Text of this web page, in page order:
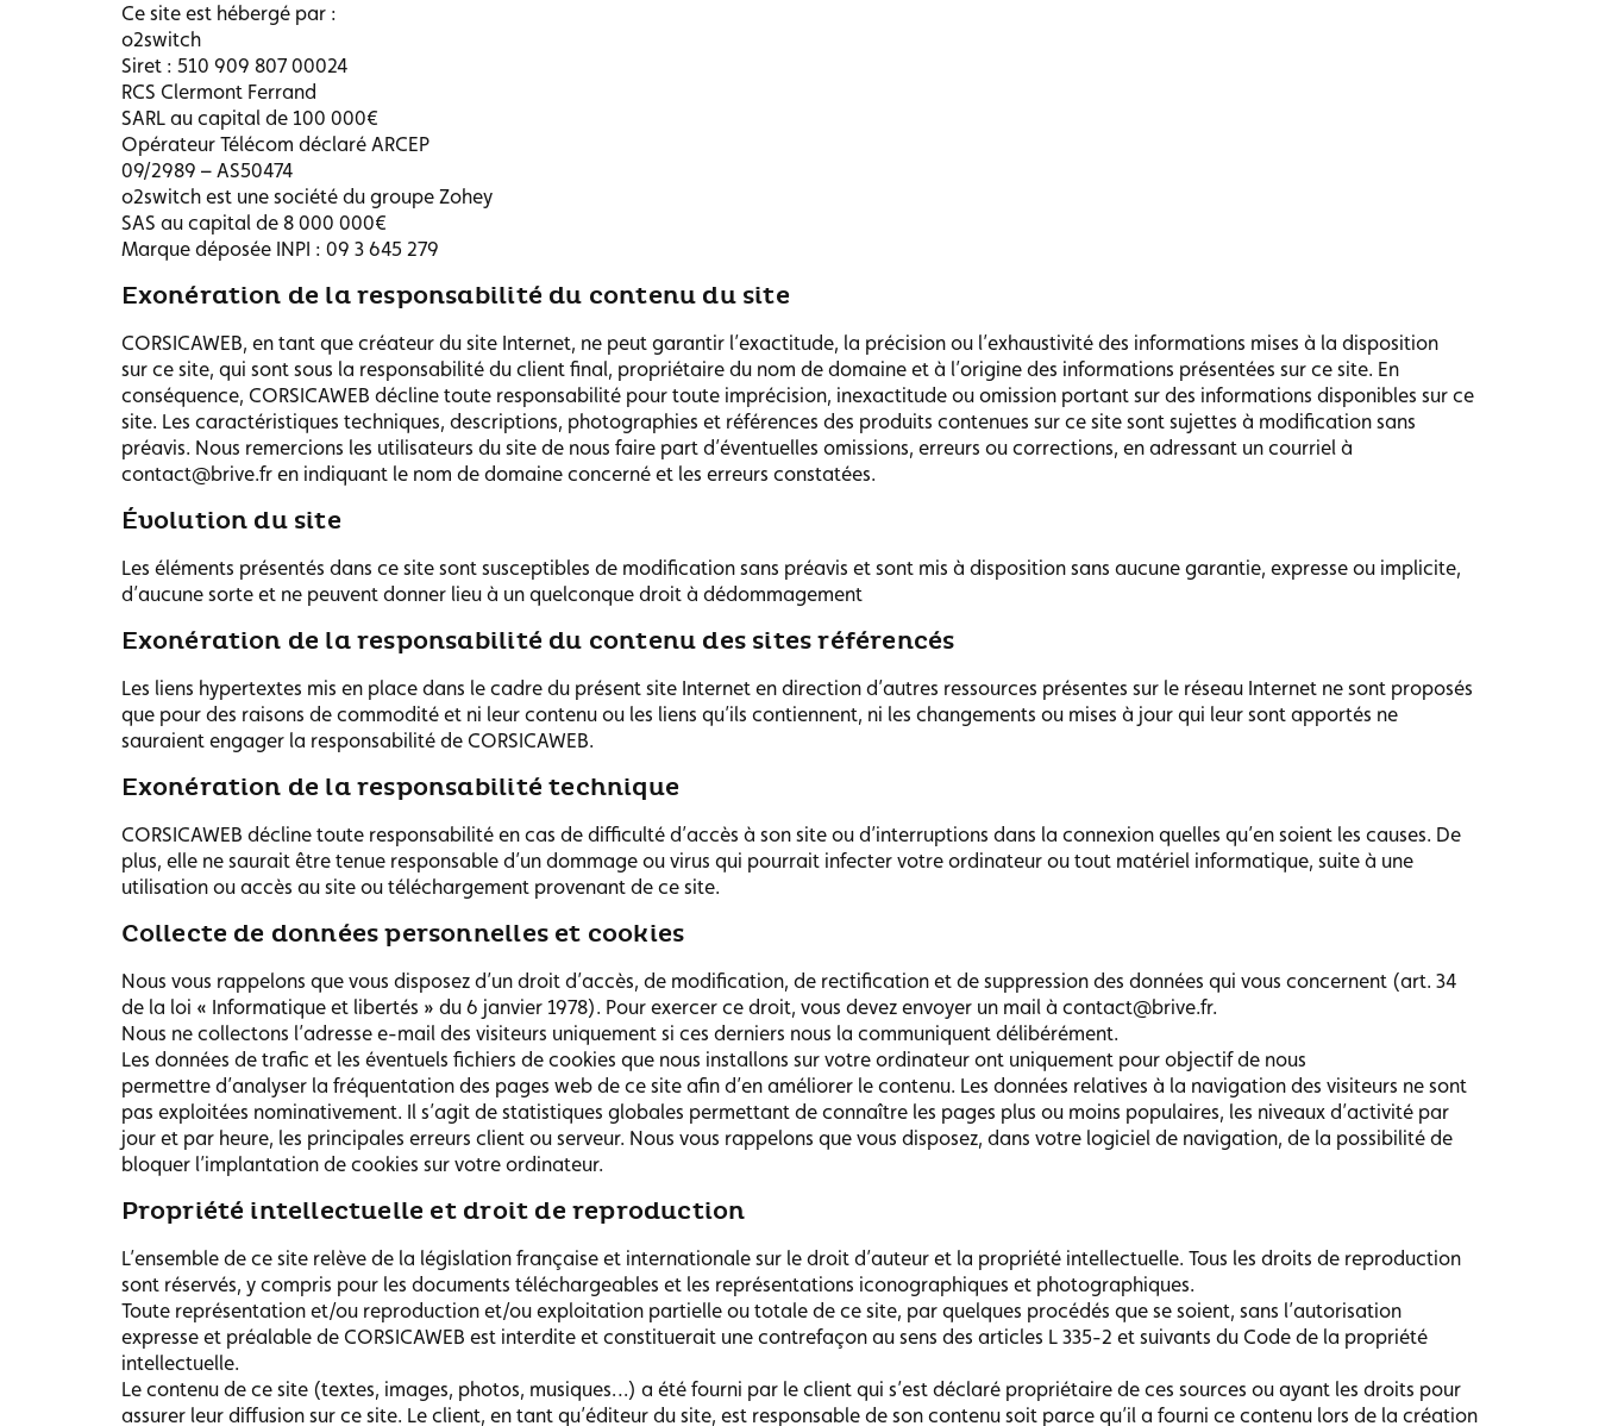
Ce site est hébergé par :
o2switch
Siret : 510 909 807 00024
RCS Clermont Ferrand
SARL au capital de 100 000€
Opérateur Télécom déclaré ARCEP
09/2989 – AS50474
o2switch est une société du groupe Zohey
SAS au capital de 8 000 000€
Marque déposée INPI : 09 3 645 279
Exonération de la responsabilité du contenu du site
CORSICAWEB, en tant que créateur du site Internet, ne peut garantir l’exactitude, la précision ou l’exhaustivité des informations mises à la disposition
sur ce site, qui sont sous la responsabilité du client final, propriétaire du nom de domaine et à l’origine des informations présentées sur ce site. En
conséquence, CORSICAWEB décline toute responsabilité pour toute imprécision, inexactitude ou omission portant sur des informations disponibles sur ce
site. Les caractéristiques techniques, descriptions, photographies et références des produits contenues sur ce site sont sujettes à modification sans
préavis. Nous remercions les utilisateurs du site de nous faire part d’éventuelles omissions, erreurs ou corrections, en adressant un courriel à
contact@brive.fr en indiquant le nom de domaine concerné et les erreurs constatées.
Évolution du site
Les éléments présentés dans ce site sont susceptibles de modification sans préavis et sont mis à disposition sans aucune garantie, expresse ou implicite,
d’aucune sorte et ne peuvent donner lieu à un quelconque droit à dédommagement
Exonération de la responsabilité du contenu des sites référencés
Les liens hypertextes mis en place dans le cadre du présent site Internet en direction d’autres ressources présentes sur le réseau Internet ne sont proposés
que pour des raisons de commodité et ni leur contenu ou les liens qu’ils contiennent, ni les changements ou mises à jour qui leur sont apportés ne
sauraient engager la responsabilité de CORSICAWEB.
Exonération de la responsabilité technique
CORSICAWEB décline toute responsabilité en cas de difficulté d’accès à son site ou d’interruptions dans la connexion quelles qu’en soient les causes. De
plus, elle ne saurait être tenue responsable d’un dommage ou virus qui pourrait infecter votre ordinateur ou tout matériel informatique, suite à une
utilisation ou accès au site ou téléchargement provenant de ce site.
Collecte de données personnelles et cookies
Nous vous rappelons que vous disposez d’un droit d’accès, de modification, de rectification et de suppression des données qui vous concernent (art. 34
de la loi « Informatique et libertés » du 6 janvier 1978). Pour exercer ce droit, vous devez envoyer un mail à contact@brive.fr.
Nous ne collectons l’adresse e-mail des visiteurs uniquement si ces derniers nous la communiquent délibérément.
Les données de trafic et les éventuels fichiers de cookies que nous installons sur votre ordinateur ont uniquement pour objectif de nous
permettre d’analyser la fréquentation des pages web de ce site afin d’en améliorer le contenu. Les données relatives à la navigation des visiteurs ne sont
pas exploitées nominativement. Il s’agit de statistiques globales permettant de connaître les pages plus ou moins populaires, les niveaux d’activité par
jour et par heure, les principales erreurs client ou serveur. Nous vous rappelons que vous disposez, dans votre logiciel de navigation, de la possibilité de
bloquer l’implantation de cookies sur votre ordinateur.
Propriété intellectuelle et droit de reproduction
L’ensemble de ce site relève de la législation française et internationale sur le droit d’auteur et la propriété intellectuelle. Tous les droits de reproduction
sont réservés, y compris pour les documents téléchargeables et les représentations iconographiques et photographiques.
Toute représentation et/ou reproduction et/ou exploitation partielle ou totale de ce site, par quelques procédés que se soient, sans l’autorisation
expresse et préalable de CORSICAWEB est interdite et constituerait une contrefaçon au sens des articles L 335-2 et suivants du Code de la propriété
intellectuelle.
Le contenu de ce site (textes, images, photos, musiques…) a été fourni par le client qui s’est déclaré propriétaire de ces sources ou ayant les droits pour
assurer leur diffusion sur ce site. Le client, en tant qu’éditeur du site, est responsable de son contenu soit parce qu’il a fourni ce contenu lors de la création